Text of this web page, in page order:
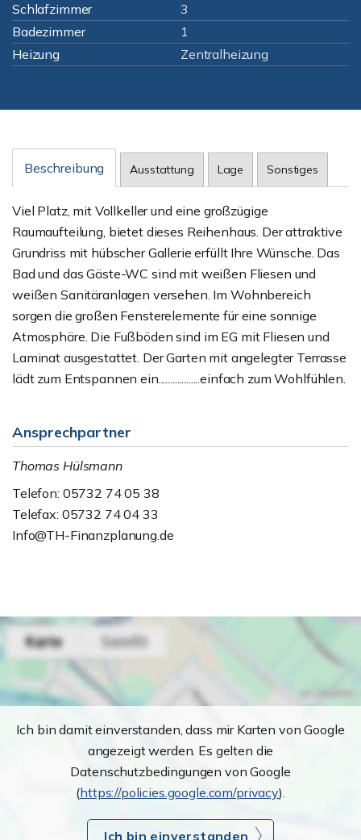
Schlafzimmer
3
Badezimmer
1
Heizung
Zentralheizung
Beschreibung Ausstattung Lage Sonstiges
Viel Platz, mit Vollkeller und eine großzügige
Raumaufteilung, bietet dieses Reihenhaus. Der attraktive
Grundriss mit hübscher Gallerie erfüllt Ihre Wünsche. Das
Bad und das Gäste-WC sind mit weißen Fliesen und
weißen Sanitäranlagen versehen. Im Wohnbereich
sorgen die großen Fensterelemente für eine sonnige
Atmosphäre. Die Fußböden sind im EG mit Fliesen und
Laminat ausgestattet. Der Garten mit angelegter Terrasse
lädt zum Entspannen ein..................einfach zum Wohlfühlen.
Ansprechpartner
Thomas Hülsmann
Telefon: 05732 74 05 38
Telefax: 05732 74 04 33
Info@TH-Finanzplanung.de
Ich bin damit einverstanden, dass mir Karten von Google
angezeigt werden. Es gelten die
Datenschutzbedingungen von Google
(https://policies.google.com/privacy).
Ich bin einverstanden